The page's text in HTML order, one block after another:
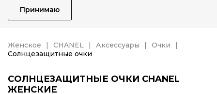
Принимаю
Женское CHANEL Аксессуары
Очки
Солнцезащитные очки
СОЛНЦЕЗАЩИТНЫЕ ОЧКИ CHANEL
ЖЕНСКИЕ